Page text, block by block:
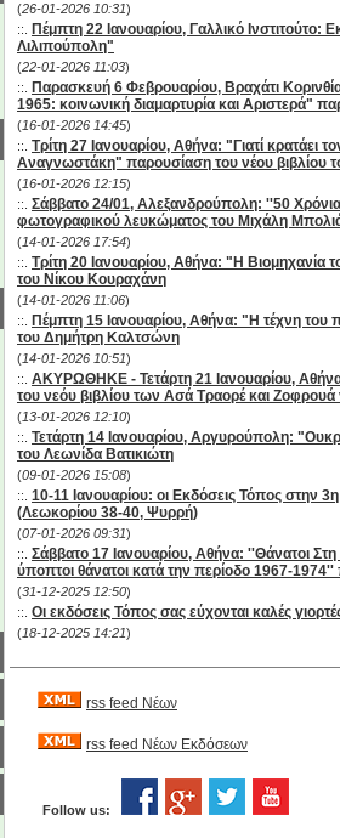
(26-01-2026 10:31)
::.
Πέμπτη 22 Ιανουαρίου, Γαλλικό
Λιλιπούπολη"
(22-01-2026 11:03)
::.
Παρασκευή 6 Φεβρουαρίου, Βραχάτι
1965: κοινωνική διαμαρτυρία και Αριστερά"
(16-01-2026 14:45)
::. Τρίτη 27 Ιανουαρίου, Αθήνα: "Γιατί κρατάει
Αναγνωστάκη" παρουσίαση του νέου βιβλίου
(16-01-2026 12:15)
::. Σάββατο 24/01, Αλεξανδρούπολη: ''50
φωτογραφικού λευκώματος του Μιχάλη
(14-01-2026 17:54)
::. Τρίτη 20 Ιανουαρίου, Αθήνα: "Η Βιομηχανία
του Νίκου Κουραχάνη
(14-01-2026 11:06)
::.
Πέμπτη 15 Ιανουαρίου, Αθήνα: "Η τέχνη του
του Δημήτρη Καλτσώνη
(14-01-2026 10:51)
::. ΑΚΥΡΩΘΗΚΕ - Τετάρτη 21 Ιανουαρίου,
του νεόυ βιβλίου των Ασά Τραορέ και Ζοφρουά
(13-01-2026 12:10)
::. Τετάρτη 14 Ιανουαρίου, Αργυρούπολη:
του Λεωνίδα Βατικιώτη
(09-01-2026 15:08)
::. 10-11 Ιανουαρίου: οι Εκδόσεις Τόπος στην
(Λεωκορίου 38-40, Ψυρρή)
(07-01-2026 09:31)
::. Σάββατο 17 Ιανουαρίου, Αθήνα: ''Θάνατοι
ύποπτοι θάνατοι κατά την περίοδο 1967-
(31-12-2025 12:50)
::. Οι εκδόσεις Τόπος σας εύχονται καλές
(18-12-2025 14:21)
rss feed Νέων
rss feed Νέων Εκδόσεων
Follow us: